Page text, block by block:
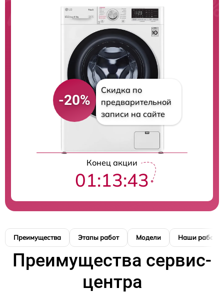
-20%
Скидка по
предварительной
записи на сайте
Конец акции
01:13:42
Преимущества Этапы работ Модели Наши работы
Преимущества сервис-
центра